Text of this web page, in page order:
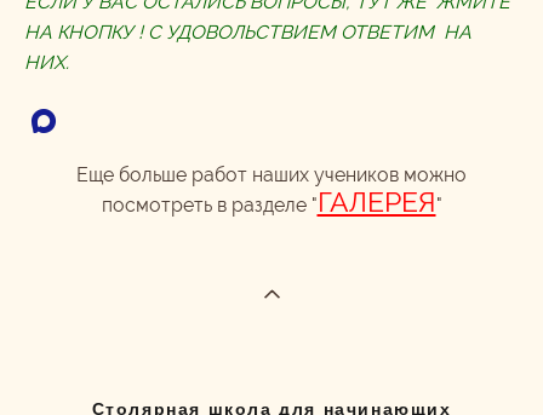
НА КНОПКУ ! С УДОВОЛЬСТВИЕМ ОТВЕТИМ НА
НИХ.
Еще больше работ наших учеников можно
посмотреть в разделе "ГАЛЕРЕЯ"
Столярная школа для начинающих